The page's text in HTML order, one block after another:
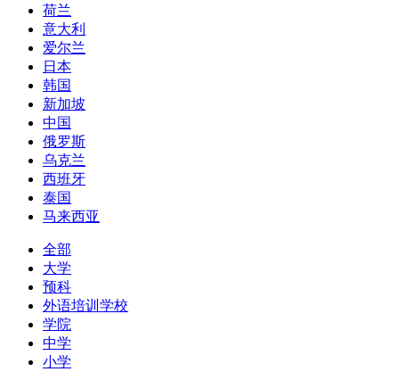
荷兰
意大利
爱尔兰
日本
韩国
新加坡
中国
俄罗斯
乌克兰
西班牙
泰国
马来西亚
全部
大学
预科
外语培训学校
学院
中学
小学